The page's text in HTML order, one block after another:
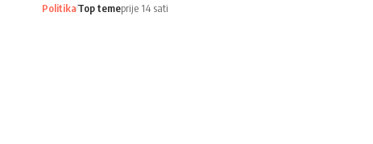
PolitikaTop temeprije 14 sati